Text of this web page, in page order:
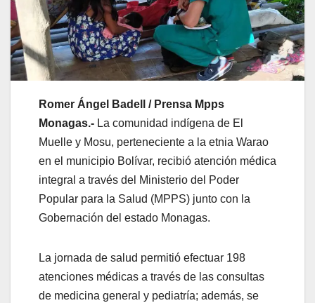
Romer Ángel Badell / Prensa Mpps
Monagas.- La comunidad indígena de El
Muelle y Mosu, perteneciente a la etnia Warao
en el municipio Bolívar, recibió atención médica
integral a través del Ministerio del Poder
Popular para la Salud (MPPS) junto con la
Gobernación del estado Monagas.
La jornada de salud permitió efectuar 198
atenciones médicas a través de las consultas
de medicina general y pediatría; además, se